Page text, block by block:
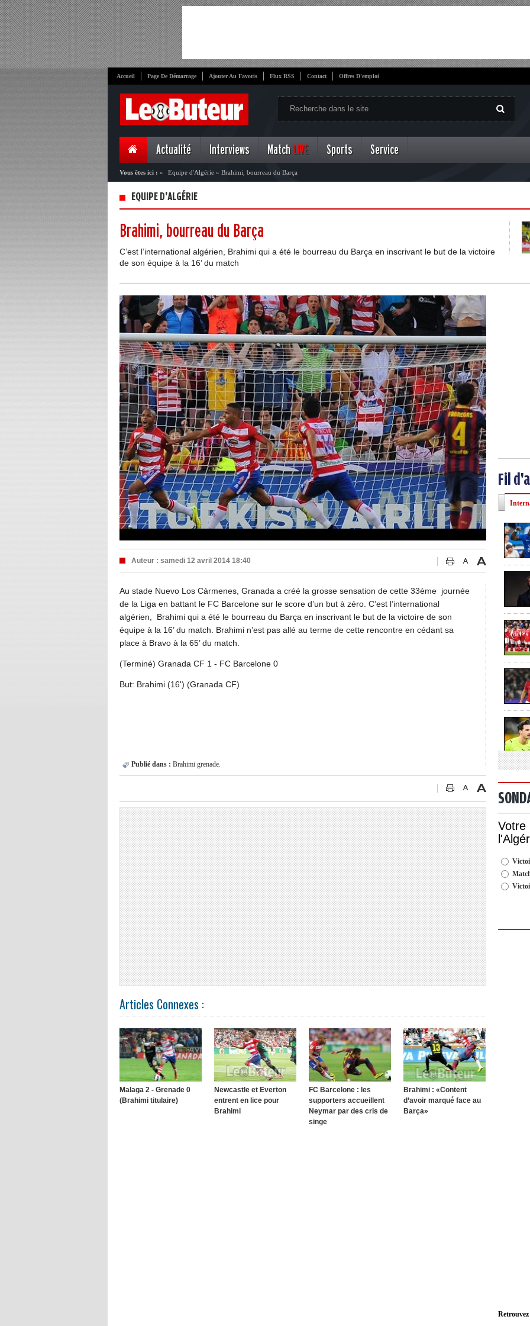
Accueil Page De Démarrage Ajouter Au Favoris Flux RSS Contact Offres D'emploi
Actualité Interviews Match LIVE Sports Service
Vous êtes ici : » Equipe d'Algérie » Brahimi, bourreau du Barça
EQUIPE D'ALGÉRIE
Brahimi, bourreau du Barça
C’est l’international algérien, Brahimi qui a été le bourreau du Barça en inscrivant le but de la victoire
de son équipe à la 16’ du match
Auteur : samedi 12 avril 2014 18:40
Au stade Nuevo Los Cármenes, Granada a créé la grosse sensation de cette 33ème journée
de la Liga en battant le FC Barcelone sur le score d’un but à zéro. C’est l’international
algérien, Brahimi qui a été le bourreau du Barça en inscrivant le but de la victoire de son
équipe à la 16’ du match. Brahimi n’est pas allé au terme de cette rencontre en cédant sa
place à Bravo à la 65’ du match.
(Terminé) Granada CF 1 - FC Barcelone 0
But: Brahimi (16') (Granada CF)
Publié dans : Brahimi grenade.
Articles Connexes :
Malaga 2 - Grenade 0
(Brahimi titulaire)
Newcastle et Everton
entrent en lice pour
Brahimi
FC Barcelone : les
supporters accueillent
Neymar par des cris de
singe
Brahimi : «Content
d’avoir marqué face au
Barça»
Fil
Votre